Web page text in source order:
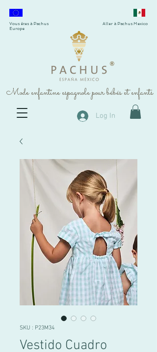
®
Mode enfantine espagnole pour bébés et enfants
Vous êtes à Pachus
Europe
Aller à Pachus Mexico
Log In
SKU : P23M34
Vestido Cuadro